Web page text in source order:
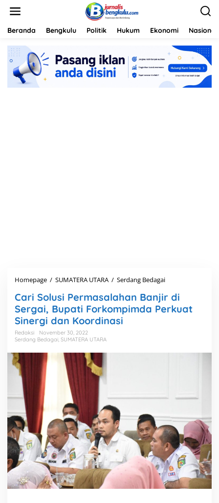
Beranda Bengkulu Politik Hukum Ekonomi Nasional
Homepage / SUMATERA UTARA / Serdang Bedagai
r
i
S
a
l
a
h
a
n
B
a
n
Cari Solusi Permasalahan Banjir di
Sergai, Bupati Forkompimda Perkuat
Sinergi dan Koordinasi
Redaksi
November 30, 2022
Serdang Bedagai, SUMATERA UTARA